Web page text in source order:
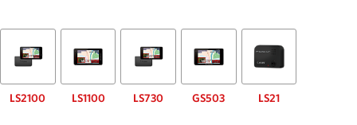
LS2100 LS1100 LS730 GS503 LS21